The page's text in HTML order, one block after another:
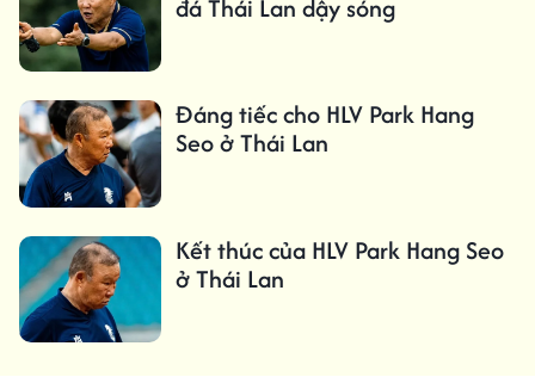
đá Thái Lan dậy sóng
Đáng tiếc cho HLV Park Hang
Seo ở Thái Lan
Kết thúc của HLV Park Hang Seo
ở Thái Lan